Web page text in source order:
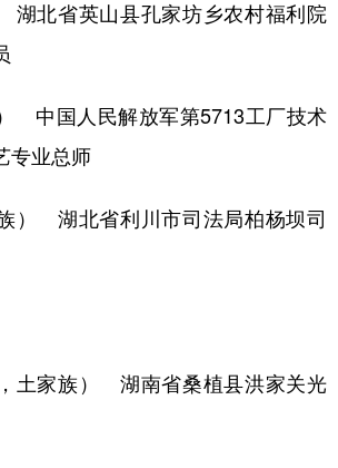
省英山县孔家坊乡农村福利院
国人民解放军第5713工厂技术
专业总师
湖北省利川市司法局柏杨坝司
家族） 湖南省桑植县洪家关光